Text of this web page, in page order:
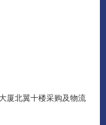
厦北翼十楼采购及物流